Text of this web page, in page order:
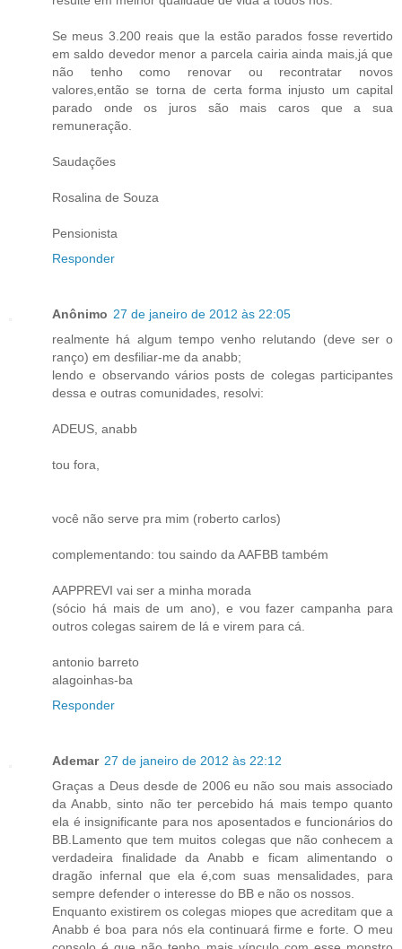
Se meus 3.200 reais que la estão parados fosse revertido
em saldo devedor menor a parcela cairia ainda mais,já que
não tenho como renovar ou recontratar novos
valores,então se torna de certa forma injusto um capital
parado onde os juros são mais caros que a sua
remuneração.
Saudações
Rosalina de Souza
Pensionista
Responder
Anônimo 27 de janeiro de 2012 às 22:05
realmente há algum tempo venho relutando (deve ser o
ranço) em desfiliar-me da anabb;
lendo e observando vários posts de colegas participantes
dessa e outras comunidades, resolvi:
ADEUS, anabb
tou fora,
você não serve pra mim (roberto carlos)
complementando: tou saindo da AAFBB também
AAPPREVI vai ser a minha morada
(sócio há mais de um ano), e vou fazer campanha para
outros colegas sairem de lá e virem para cá.
antonio barreto
alagoinhas-ba
Responder
Ademar 27 de janeiro de 2012 às 22:12
Graças a Deus desde de 2006 eu não sou mais associado
da Anabb, sinto não ter percebido há mais tempo quanto
ela é insignificante para nos aposentados e funcionários do
BB.Lamento que tem muitos colegas que não conhecem a
verdadeira finalidade da Anabb e ficam alimentando o
dragão infernal que ela é,com suas mensalidades, para
sempre defender o interesse do BB e não os nossos.
Enquanto existirem os colegas miopes que acreditam que a
Anabb é boa para nós ela continuará firme e forte. O meu